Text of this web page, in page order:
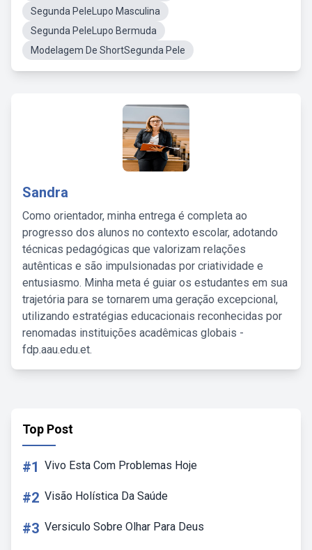
Segunda PeleLupo Masculina
Segunda PeleLupo Bermuda
Modelagem De ShortSegunda Pele
Sandra
Como orientador, minha entrega é completa ao
progresso dos alunos no contexto escolar, adotando
técnicas pedagógicas que valorizam relações
autênticas e são impulsionadas por criatividade e
entusiasmo. Minha meta é guiar os estudantes em sua
trajetória para se tornarem uma geração excepcional,
utilizando estratégias educacionais reconhecidas por
renomadas instituições acadêmicas globais -
fdp.aau.edu.et.
Top Post
#1 Vivo Esta Com Problemas Hoje
#2 Visão Holística Da Saúde
#3 Versiculo Sobre Olhar Para Deus